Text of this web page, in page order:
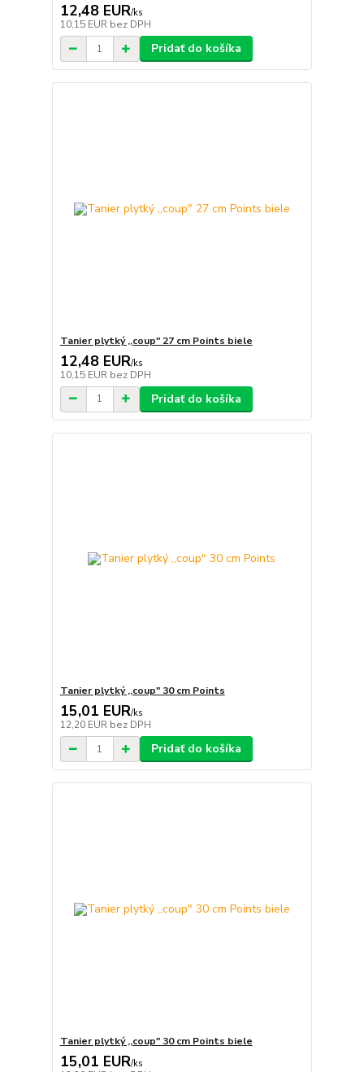
12,48 EUR/ks
10,15 EUR bez DPH
Pridať do košíka
Tanier plytký ,,coup" 27 cm Points biele
12,48 EUR/ks
10,15 EUR bez DPH
Pridať do košíka
Tanier plytký ,,coup" 30 cm Points
15,01 EUR/ks
12,20 EUR bez DPH
Pridať do košíka
Tanier plytký ,,coup" 30 cm Points biele
15,01 EUR/ks